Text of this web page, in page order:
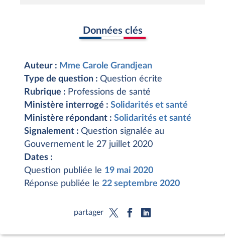
Données clés
Auteur : Mme Carole Grandjean
Type de question : Question écrite
Rubrique : Professions de santé
Ministère interrogé : Solidarités et santé
Ministère répondant : Solidarités et santé
Signalement : Question signalée au
Gouvernement le 27 juillet 2020
Dates :
Question publiée le 19 mai 2020
Réponse publiée le 22 septembre 2020
partager